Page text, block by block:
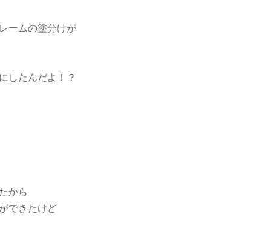
ームの塗分けが
したんだよ！？
から
できたけど